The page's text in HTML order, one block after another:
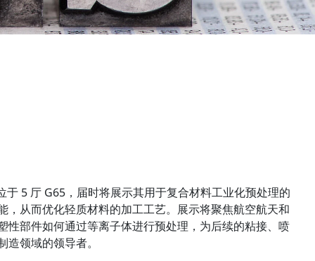
5 厅 G65，届时将展示其用于复合材料工业化预处理的
从而优化轻质材料的加工工艺。展示将聚焦航空航天和
部件如何通过等离子体进行预处理，为后续的粘接、喷
领域的领导者。